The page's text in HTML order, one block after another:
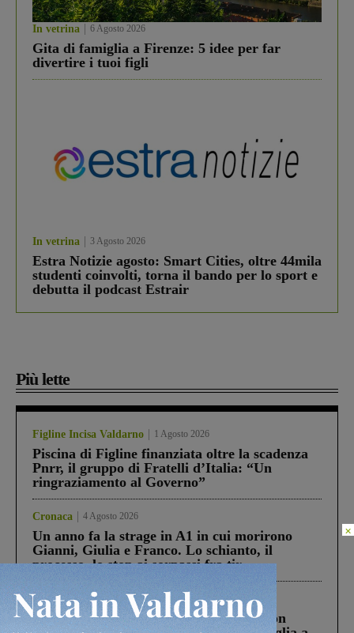
In vetrina 6 Agosto 2026
Gita di famiglia a Firenze: 5 idee per far
divertire i tuoi figli
In vetrina 3 Agosto 2026
Estra Notizie agosto: Smart Cities, oltre 44mila
studenti coinvolti, torna il bando per lo sport e
debutta il podcast Estrair
Più lette
Figline Incisa Valdarno 1 Agosto 2026
Piscina di Figline finanziata oltre la scadenza
Pnrr, il gruppo di Fratelli d’Italia: “Un
ringraziamento al Governo”
Cronaca 4 Agosto 2026
Un anno fa la strage in A1 in cui morirono
Gianni, Giulia e Franco. Lo schianto, il
processo, lo stop ai sorpassi fra tir....
Cronaca 3 Agosto 2026
Scomparso da una struttura di Castiglion
×